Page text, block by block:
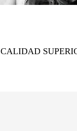
CALIDAD